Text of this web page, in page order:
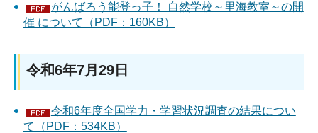
がんばろう能登っ子！ 自然学校～里海教室～の開
催 について（PDF：160KB）
令和6年7月29日
令和6年度全国学力・学習状況調査の結果につい
て（PDF：534KB）